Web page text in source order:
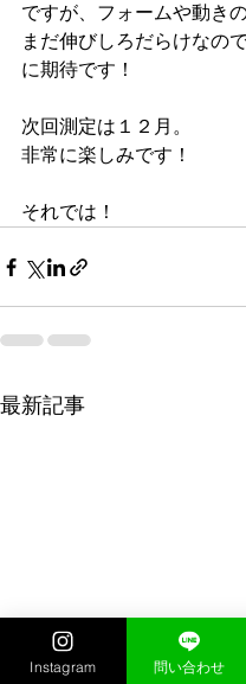
ですが、フォームや動き
まだ伸びしろだらけなの
に期待です！
次回測定は１２月。
非常に楽しみです！
それでは！
最新記事
Instagram 問い合わせ